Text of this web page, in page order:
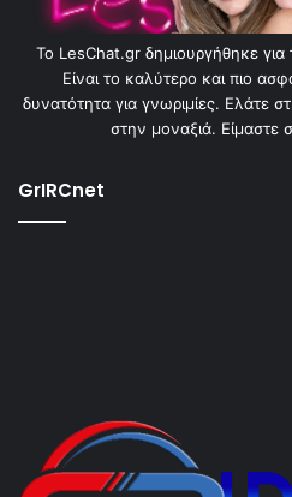
To LesChat.gr δημιουργήθηκε
Είναι το καλύτερο και πιο
δυνατότητα για γνωριμίες. Ελάτε
στην μοναξιά. Είμαστε
GrIRCnet